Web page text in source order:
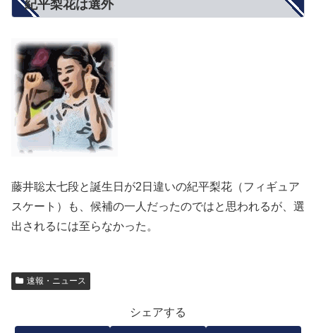
紀平梨花は選外
藤井聡太七段と誕生日が2日違いの紀平梨花（フィギュア
スケート）も、候補の一人だったのではと思われるが、選
出されるには至らなかった。
速報・ニュース
シェアする